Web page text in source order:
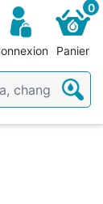
0
Panier